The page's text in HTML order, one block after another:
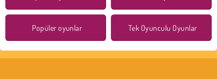
Popüler oyunlar Tek Oyunculu Oyunlar